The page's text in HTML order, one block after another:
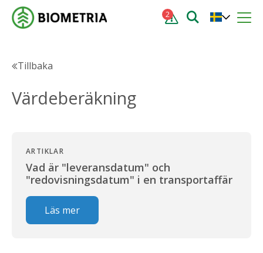
2
Tillbaka
Värdeberäkning
ARTIKLAR
Vad är "leveransdatum" och
"redovisningsdatum" i en transportaffär
Läs mer